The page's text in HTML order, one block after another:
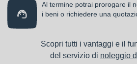
Al termine potrai prorogare il
i beni o richiedere una
Scopri tutti i vantaggi e il
del servizio di noleggio